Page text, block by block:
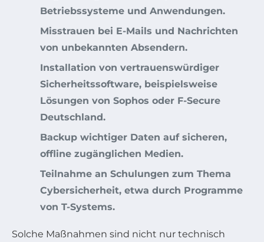
Betriebssysteme und Anwendungen.
Misstrauen bei E-Mails und Nachrichten
von unbekannten Absendern.
Installation von vertrauenswürdiger
Sicherheitssoftware, beispielsweise
Lösungen von Sophos oder F-Secure
Deutschland.
Backup wichtiger Daten auf sicheren,
offline zugänglichen Medien.
Teilnahme an Schulungen zum Thema
Cybersicherheit, etwa durch Programme
von T-Systems.
Solche Maßnahmen sind nicht nur technisch